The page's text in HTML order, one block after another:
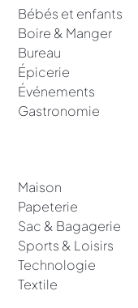
Bébés et enfants
Boire & Manger
Bureau
Épicerie
Événements
Gastronomie
Maison
Papeterie
Sac & Bagagerie
Sports & Loisirs
Technologie
Textile